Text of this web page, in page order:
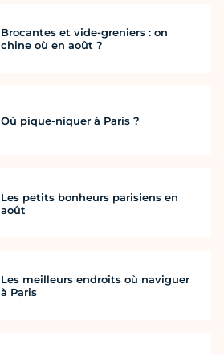
Brocantes et vide-greniers : on
chine où en août ?
Où pique-niquer à Paris ?
Les petits bonheurs parisiens en
août
Les meilleurs endroits où naviguer
à Paris